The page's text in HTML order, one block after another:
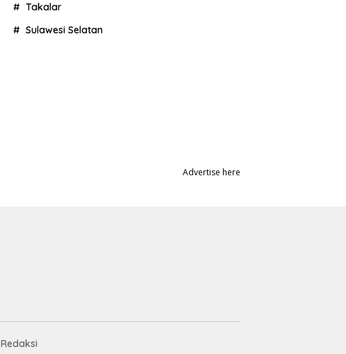
Takalar
Sulawesi Selatan
Advertise here
Redaksi